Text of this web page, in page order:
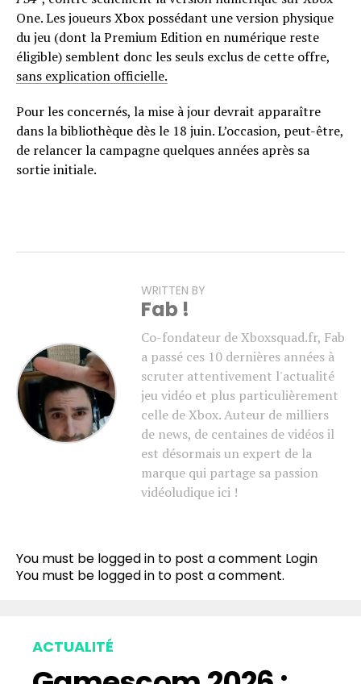
One. Les joueurs Xbox possédant une version physique
du jeu (dont la Premium Edition en numérique reste
éligible) semblent donc les seuls exclus de cette offre,
sans explication officielle.
Pour les concernés, la mise à jour devrait apparaître
dans la bibliothèque dès le 18 juin. L’occasion, peut-être,
de relancer la campagne quelques années après sa
sortie initiale.
WRITTEN BY
Fab !
Co-fondateur de Xboxsquad.fr, Fab
a passé ces 10 dernières années à
scruter attentivement l'actualité
jeu vidéo et plus particulièrement
celle de Xbox. Auteur de milliers
de news, de centaines de vidéos il
est désormais un expert de la
marque qui partage sa passion
vidéoludique ici !
You must be logged in to post a comment Login
You must be logged in to post a comment.
ACTUALITÉ